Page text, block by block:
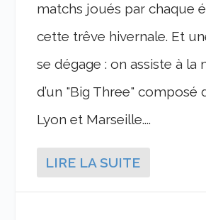
matchs joués par chaque
cette trêve hivernale. Et
se dégage : on assiste à la
d’un "Big Three" composé
Lyon et Marseille....
LIRE LA SUITE